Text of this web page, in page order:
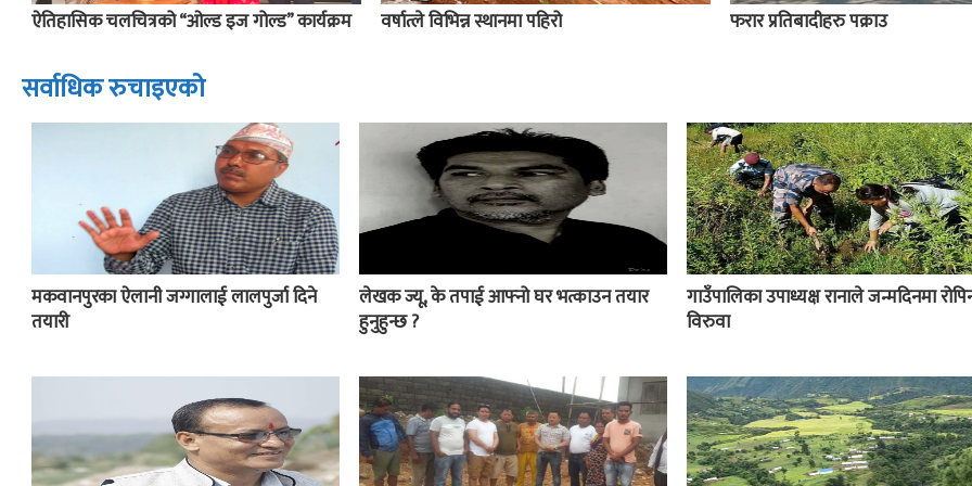
ऐतिहासिक चलचित्रको “ओल्ड इज गोल्ड” कार्यक्रम वर्षात्ले विभिन्न स्थानमा पहिरो फरार प्रतिबादीहरु पक्राउ
सर्वाधिक रुचाइएको
मकवानपुरका ऐलानी जग्गालाई लालपुर्जा दिने
तयारी
लेखक ज्यू, के तपाई आफ्नो घर भत्काउन तयार
हुनुहुन्छ ?
गाउँपालिका उपाध्यक्ष रानाले जन्मदिनमा
विरुवा